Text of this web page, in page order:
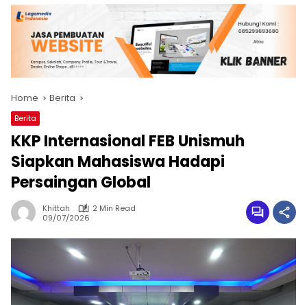
Home Berita
Berita
KKP Internasional FEB Unismuh
Siapkan Mahasiswa Hadapi
Persaingan Global
Khittah
2 Min Read
09/07/2026